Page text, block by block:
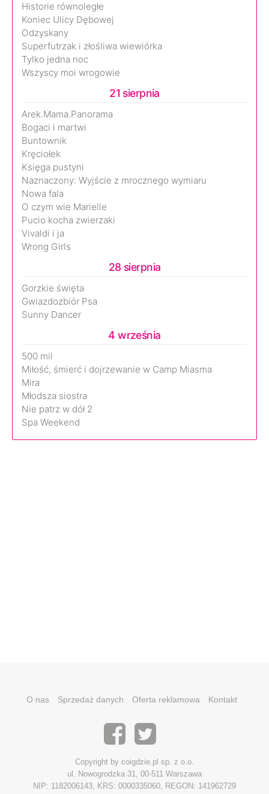
Historie równoległe
Koniec Ulicy Dębowej
Odzyskany
Superfutrzak i złośliwa wiewiórka
Tylko jedna noc
Wszyscy moi wrogowie
21 sierpnia
Arek.Mama.Panorama
Bogaci i martwi
Buntownik
Kręciołek
Księga pustyni
Naznaczony: Wyjście z mrocznego wymiaru
Nowa fala
O czym wie Marielle
Pucio kocha zwierzaki
Vivaldi i ja
Wrong Girls
28 sierpnia
Gorzkie święta
Gwiazdozbiór Psa
Sunny Dancer
4 września
500 mil
Miłość, śmierć i dojrzewanie w Camp Miasma
Mira
Młodsza siostra
Nie patrz w dół 2
Spa Weekend
O nas Sprzedaż danych Oferta reklamowa Kontakt
Copyright by coigdzie.pl sp. z o.o.
ul. Nowogrodzka 31, 00-511 Warszawa
NIP: 1182006143, KRS: 0000335060, REGON: 141962729